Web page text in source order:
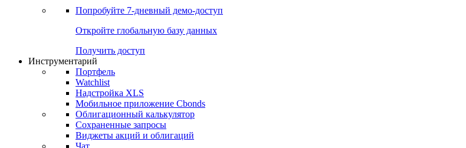
Попробуйте 7-дневный демо-доступ
Откройте глобальную базу данных
Получить доступ
Инструментарий
Портфель
Watchlist
Надстройка XLS
Мобильное приложение Cbonds
Облигационный калькулятор
Сохраненные запросы
Виджеты акций и облигаций